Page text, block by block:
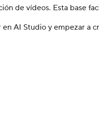
de vídeos. Esta base
AI Studio y empezar a